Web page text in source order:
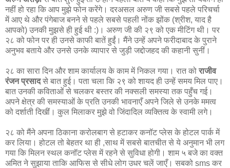
नहीं हो रहा कि आप मुझे फोन करेंगे। दरअसल अरुण जी सबसे पहले परिचर्चा
में आए थे और पंगेबाज बनने से पहले सबसे पहली नोंक झोंक (श्रीश, याद है
आपको) उनकी मुझसे ही हुई थी :)। अरुण जी की २९ को एक मीटिंग थी। पर
२८ को फोन पर ही उनसे काफी बातें हुईं। मैंने उन्हें अपने फरीदाबाद के पुराने
अनुभव बताये और उनसे उनके व्यापार से जुड़ी जद्दोजहद की कहानी सुनीं।
२८ का सारा दिन और शाम कार्यालय के काम में निकल गया। रात कोराजीव
रंजन प्रसादसे बात हुई। पता चला कि २९ को शायद ही उन्हें समय मिल पाए।
बात उनकी कविताओं से चलकर बस्तर की नक्सली समस्या तक पहुँच गई।
अपने क्षेत्र की समस्याओं के प्रति उनकी भावनाएँ अपने जिले से उनके ममत्व
को दर्शाती दिखीं। कुल मिलाकर मुझे वो जिंदादिल व्यक्तित्व के स्वामी लगे।
२८ को मैंने अपना ठिकाना करोलबाग से हटाकर कनॉट प्लेस के होटल पार्क में
कर लिया। होटल तो बेहतर था ही ,साथ में सबसे बातचीत से ये अनुमान भी लग
गया कि मिलन स्थल कनॉट प्लेस में रहने से सुविधा होगी। शाम ५ बजे का वक्त
अमित ने सुझाया ताकि आफिस से सीधे लोग उधर चलें जाएँ। सबको sms कर